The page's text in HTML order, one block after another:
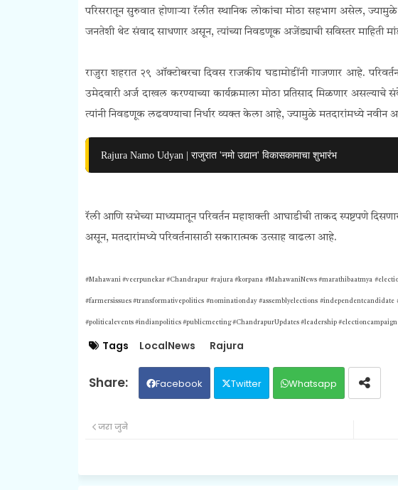
परिसरातून सुरुवात होणाऱ्या रॅलीत स्थानिक लोकांचा मोठा सहभाग असेल,
जनतेशी थेट संवाद साधणार असून, त्यांच्या निवडणूक अजेंड्याची सविस्तर माहिती
राजुरा शहरात २९ ऑक्टोबरचा दिवस राजकीय घडामोडींनी गाजणार आहे.
उमेदवारी अर्ज दाखल करण्याच्या कार्यक्रमाला मोठा प्रतिसाद मिळणार
त्यांनी निवडणूक लढवण्याचा निर्धार व्यक्त केला आहे, ज्यामुळे मतदारांमध्ये नवीन
Rajura Namo Udyan | राजुरात 'नमो उद्यान' विकासकामाचा शुभारंभ
रॅली आणि सभेच्या माध्यमातून परिवर्तन महाशक्ती आघाडीची ताकद स्पष्टपणे
असून, मतदारांमध्ये परिवर्तनासाठी सकारात्मक उत्साह वाढला आहे.
#Mahawani #veerpunekar #Chandrapur #rajura #korpana #MahawaniNews #marathibaatmya
#farmersissues #transformativepolitics #nominationday #assemblyelections
#politicalevents #indianpolitics #publicmeeting #ChandrapurUpdates #leadership
Tags LocalNews Rajura
Facebook Twitter Whatsapp
जरा जुने